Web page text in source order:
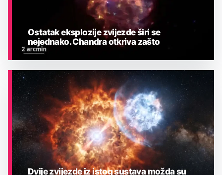
ASTRONOMIJA
Ostatak eksplozije zvijezde širi se
nejednako. Chandra otkriva zašto
Dvije zvijezde iz istog sustava možda su